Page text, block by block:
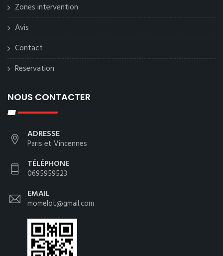
Zones intervention
Avis
Contact
Reservation
NOUS CONTACTER
ADRESSE
Paris et Vincennes
TÉLÉPHONE
0695959523
EMAIL
momelot@gmail.com